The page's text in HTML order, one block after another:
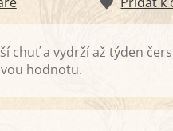
chuť a vydrží až týden
hodnotu.